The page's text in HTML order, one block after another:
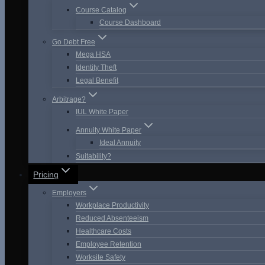
Course Catalog
Course Dashboard
Go Debt Free
Mega HSA
Identity Theft
Legal Benefit
Arbitrage?
IUL White Paper
Annuity White Paper
Ideal Annuity
Suitability?
Pricing
Employers
Workplace Productivity
Reduced Absenteeism
Healthcare Costs
Employee Retention
Worksite Safety